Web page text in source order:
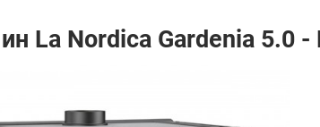
La Nordica Gardenia 5.0 -